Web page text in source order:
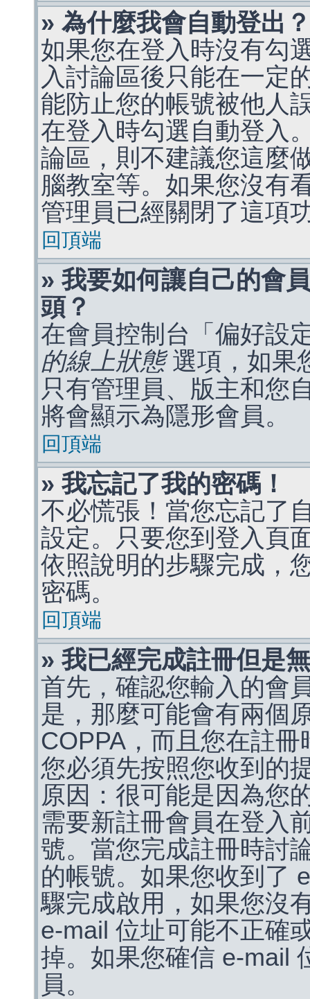
» 為什麼我會自動登出？
如果您在登入時沒有勾
入討論區後只能在一定
能防止您的帳號被他人
在登入時勾選自動登入
論區，則不建議您這麼
腦教室等。如果您沒有
管理員已經關閉了這項
回頂端
» 我要如何讓自己的會
頭？
在會員控制台「偏好設
的線上狀態選項，如果
只有管理員、版主和您
將會顯示為隱形會員。
回頂端
» 我忘記了我的密碼！
不必慌張！當您忘記了
設定。只要您到登入頁
依照說明的步驟完成，
密碼。
回頂端
» 我已經完成註冊但是
首先，確認您輸入的會
是，那麼可能會有兩個
COPPA，而且您在註
您必須先按照您收到的
原因：很可能是因為您
需要新註冊會員在登入
號。當您完成註冊時討
的帳號。如果您收到了
驟完成啟用，如果您沒
e-mail 位址可能不正確
掉。如果您確信 e-mail
員。